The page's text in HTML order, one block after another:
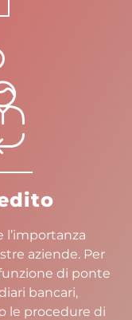
l’importanza
aziende. Per
di ponte
bancari,
le procedure di